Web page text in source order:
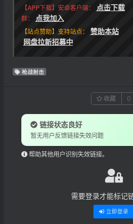
【APP下载】安卓客户端： 点击下载
群：
点我加入
【站点赞助】支持站点： 赞助本站
网盘拉新招募中
枪战射击
收藏 0
链接状态良好
暂无用户反馈链接失效问题
帮助其他用户识别失效链接。
需要登录才能标记
立即登录